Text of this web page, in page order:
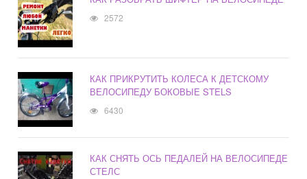
2572
КАК ПРИКРУТИТЬ КОЛЕСА К ДЕТСКОМУ
ВЕЛОСИПЕДУ БОКОВЫЕ STELS
6430
КАК СНЯТЬ ОСЬ ПЕДАЛЕЙ НА ВЕЛОСИПЕДЕ
СТЕЛС